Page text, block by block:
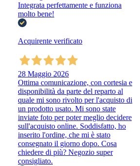
Integrata perfettamente e funziona
molto bene!
Acquirente verificato
28 Maggio 2026
Ottima comunicazione, con cortesia e
disponibilità da parte del reparto al
quale mi sono rivolto per l'acquisto di
un prodotto usato. Mi sono state
inviate foto per poter meglio decidere
sull'acquisto online. Soddisfatto, ho
inserito l'ordine, che mi è stato
consegnato il giorno dopo. Cosa
chiedere di più? Negozio super
consigliato.